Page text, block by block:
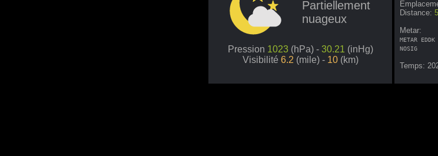
Partiellement
nuageux
Pression 1023 (hPa) - 30.21 (inHg)
Visibilité 6.2 (mile) - 10 (km)
Distance:
Metar:
METAR
NOSIG
Temps: